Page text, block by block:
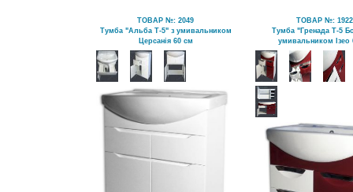
ТОВАР №: 2049
Тумба "Альба Т-5" з умивальником
Церсанія 60 см
ТОВАР №: 1922
Тумба "Гренада Т-5
умивальником Ізео